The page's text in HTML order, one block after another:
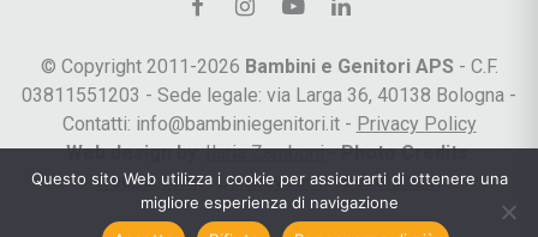
© Copyright 2011-2026 Bambini e Genitori APS - C.F.
03811551203 - Sede legale: via Larga 36, 40138 Bologna -
Contatti: info@bambiniegenitori.it - Privacy Policy
Web design by:Ilaria Zamboni-Photo Credits:
freepik.com– pixabay.com–pexels.com
Questo sito Web utilizza i cookie per assicurarti di ottenere una
migliore esperienza di navigazione